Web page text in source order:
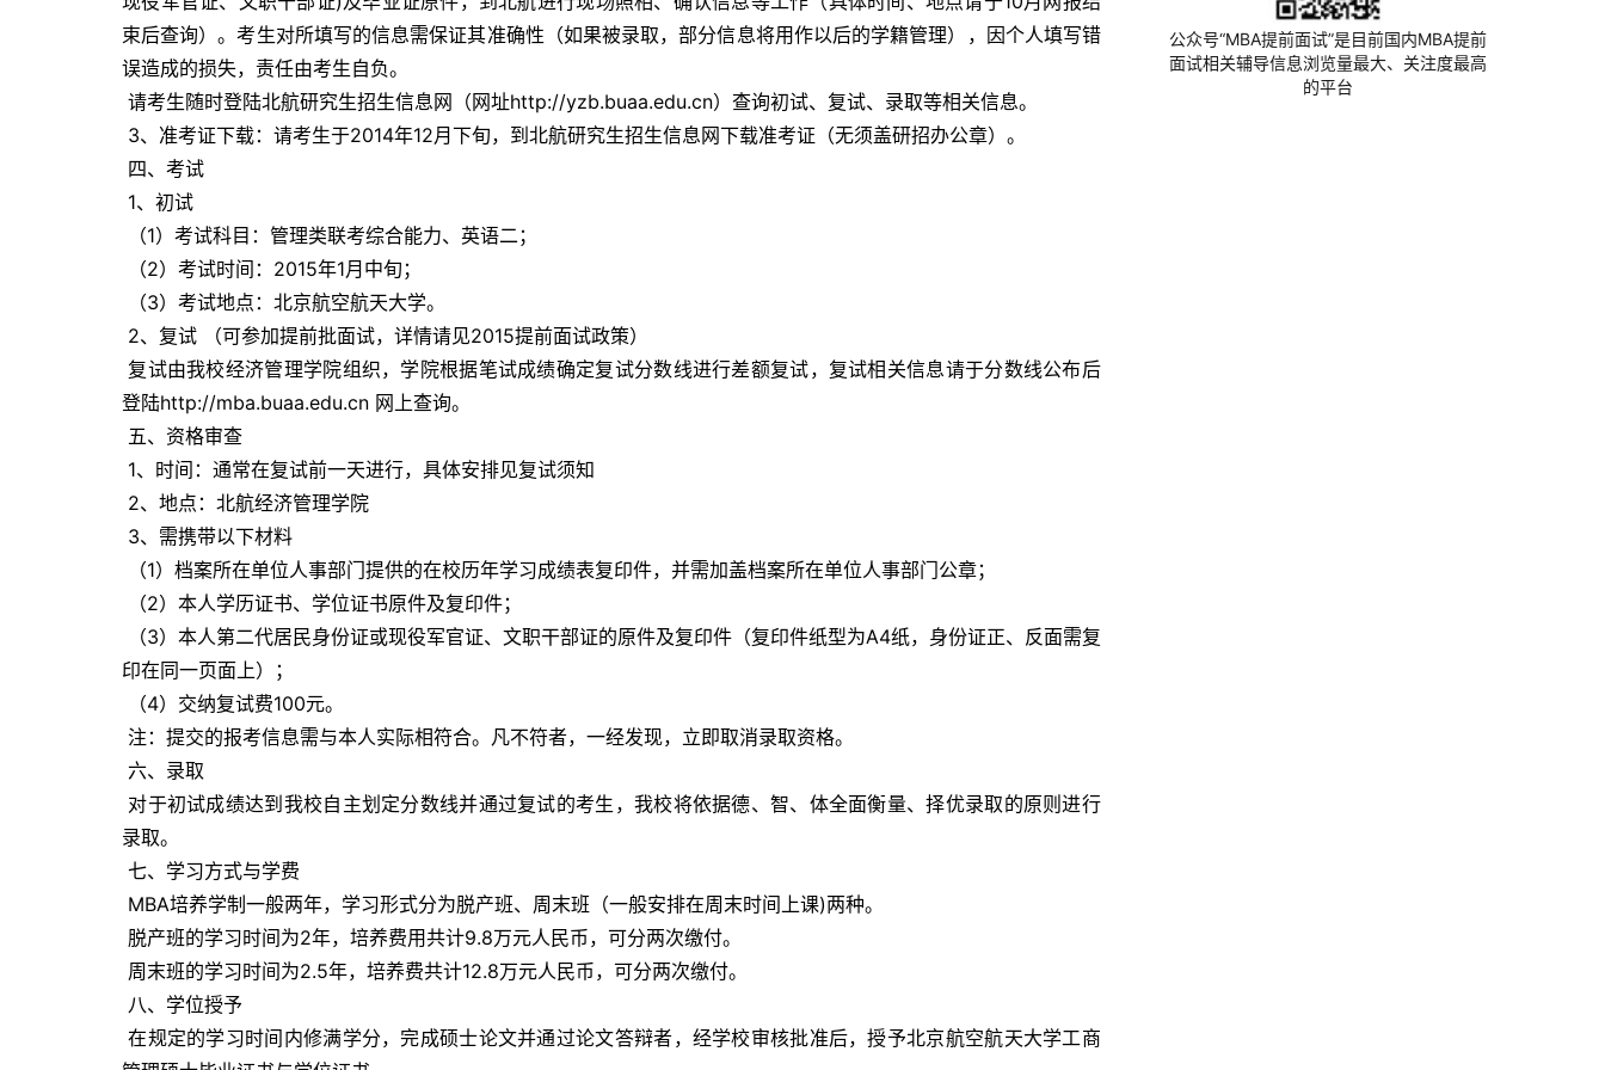
束后查询）。考生对所填写的信息需保证其准确性（如果被录取，部分信息将用作以后的学籍管理），因个人填写错
误造成的损失，责任由考生自负。
请考生随时登陆北航研究生招生信息网（网址http://yzb.buaa.edu.cn）查询初试、复试、录取等相关信息。
3、准考证下载：请考生于2014年12月下旬，到北航研究生招生信息网下载准考证（无须盖研招办公章）。
四、考试
1、初试
（1）考试科目：管理类联考综合能力、英语二；
（2）考试时间：2015年1月中旬；
（3）考试地点：北京航空航天大学。
2、复试 （可参加提前批面试，详情请见2015提前面试政策）
登陆http://mba.buaa.edu.cn 网上查询。
五、资格审查
1、时间：通常在复试前一天进行，具体安排见复试须知
2、地点：北航经济管理学院
3、需携带以下材料
（1）档案所在单位人事部门提供的在校历年学习成绩表复印件，并需加盖档案所在单位人事部门公章；
（2）本人学历证书、学位证书原件及复印件；
印在同一页面上）；
（4）交纳复试费100元。
注：提交的报考信息需与本人实际相符合。凡不符者，一经发现，立即取消录取资格。
六、录取
录取。
七、学习方式与学费
MBA培养学制一般两年，学习形式分为脱产班、周末班（一般安排在周末时间上课)两种。
脱产班的学习时间为2年，培养费用共计9.8万元人民币，可分两次缴付。
周末班的学习时间为2.5年，培养费共计12.8万元人民币，可分两次缴付。
八、学位授予
在规定的学习时间内修满学分，完成硕士论文并通过论文答辩者，经学校审核批准后，授予北京航空航天大学工商
公众号“MBA提前面试”是目前国内MBA提前
面试相关辅导信息浏览量最大、关注度最高
的平台